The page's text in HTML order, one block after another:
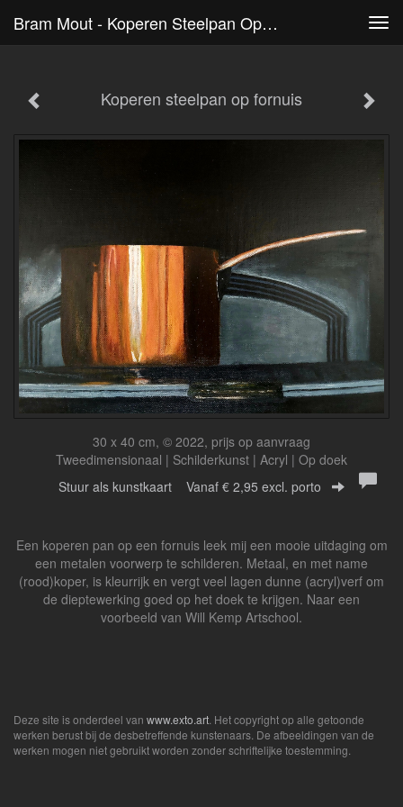
Bram Mout - Koperen Steelpan Op Fornuis
Koperen steelpan op fornuis
30 x 40 cm, © 2022, prijs op aanvraag
Tweedimensionaal | Schilderkunst | Acryl | Op doek
Stuur als kunstkaart Vanaf € 2,95 excl. porto
Een koperen pan op een fornuis leek mij een mooie uitdaging om
een metalen voorwerp te schilderen. Metaal, en met name
(rood)koper, is kleurrijk en vergt veel lagen dunne (acryl)verf om
de dieptewerking goed op het doek te krijgen. Naar een
voorbeeld van Will Kemp Artschool.
Deze site is onderdeel van www.exto.art. Het copyright op alle getoonde
werken berust bij de desbetreffende kunstenaars. De afbeeldingen van de
werken mogen niet gebruikt worden zonder schriftelijke toestemming.